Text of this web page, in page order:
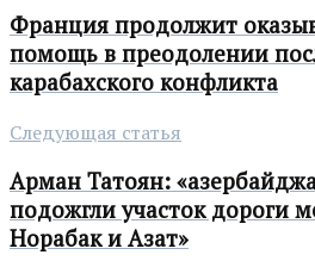
Франция продолжит
помощь в преодолении
карабахского конфликта
Следующая статья
Арман Татоян:
подожгли участок дороги
Норабак и Азат»